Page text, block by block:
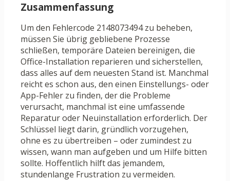
Zusammenfassung
Um den Fehlercode 2148073494 zu beheben,
müssen Sie übrig gebliebene Prozesse
schließen, temporäre Dateien bereinigen, die
Office-Installation reparieren und sicherstellen,
dass alles auf dem neuesten Stand ist. Manchmal
reicht es schon aus, den einen Einstellungs- oder
App-Fehler zu finden, der die Probleme
verursacht, manchmal ist eine umfassende
Reparatur oder Neuinstallation erforderlich. Der
Schlüssel liegt darin, gründlich vorzugehen,
ohne es zu übertreiben – oder zumindest zu
wissen, wann man aufgeben und um Hilfe bitten
sollte. Hoffentlich hilft das jemandem,
stundenlange Frustration zu vermeiden.